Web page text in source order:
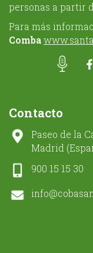
personas a partir
Para más
Comba
Contacto
Paseo de la
Madrid
900 15 15 30